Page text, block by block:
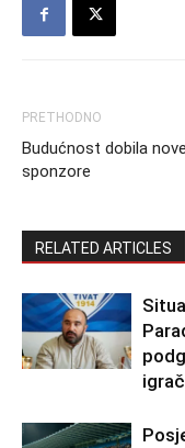
PRETHODNO
Budućnost dobila nove
sponzore
RELATED ARTICLES